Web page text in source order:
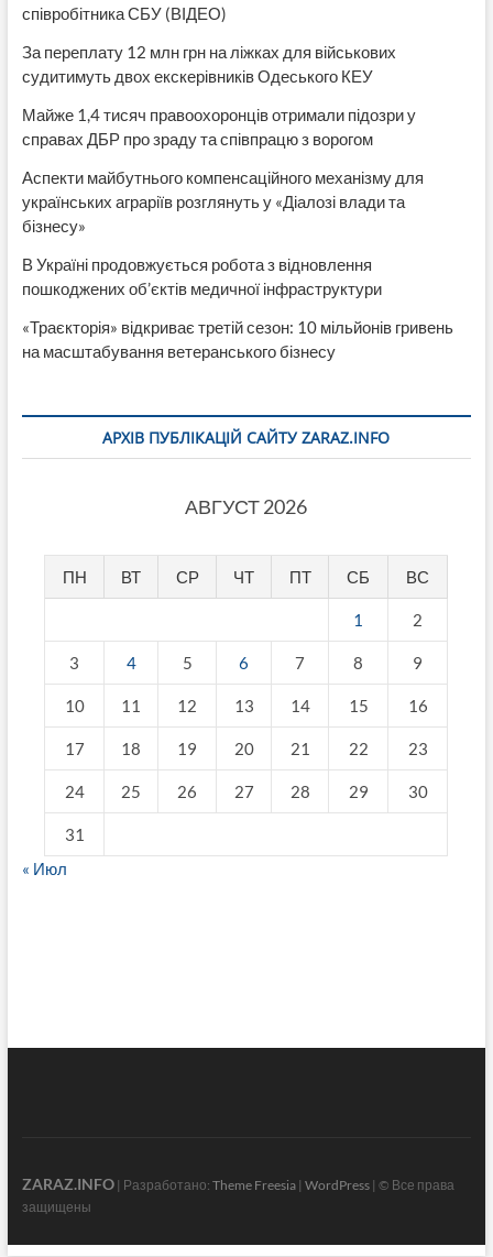
співробітника СБУ (ВІДЕО)
За переплату 12 млн грн на ліжках для військових
судитимуть двох екскерівників Одеського КЕУ
Майже 1,4 тисяч правоохоронців отримали підозри у
справах ДБР про зраду та співпрацю з ворогом
Аспекти майбутнього компенсаційного механізму для
українських аграріїв розглянуть у «Діалозі влади та
бізнесу»
В Україні продовжується робота з відновлення
пошкоджених об’єктів медичної інфраструктури
«Траєкторія» відкриває третій сезон: 10 мільйонів гривень
на масштабування ветеранського бізнесу
АРХІВ ПУБЛІКАЦІЙ САЙТУ ZARAZ.INFO
АВГУСТ 2026
ПН ВТ СР ЧТ ПТ СБ ВС
1 2
3 4 5 6 7 8 9
10 11 12 13 14 15 16
17 18 19 20 21 22 23
24 25 26 27 28 29 30
31
« Июл
ZARAZ.INFO| Разработано: Theme Freesia| WordPress| © Все права
защищены